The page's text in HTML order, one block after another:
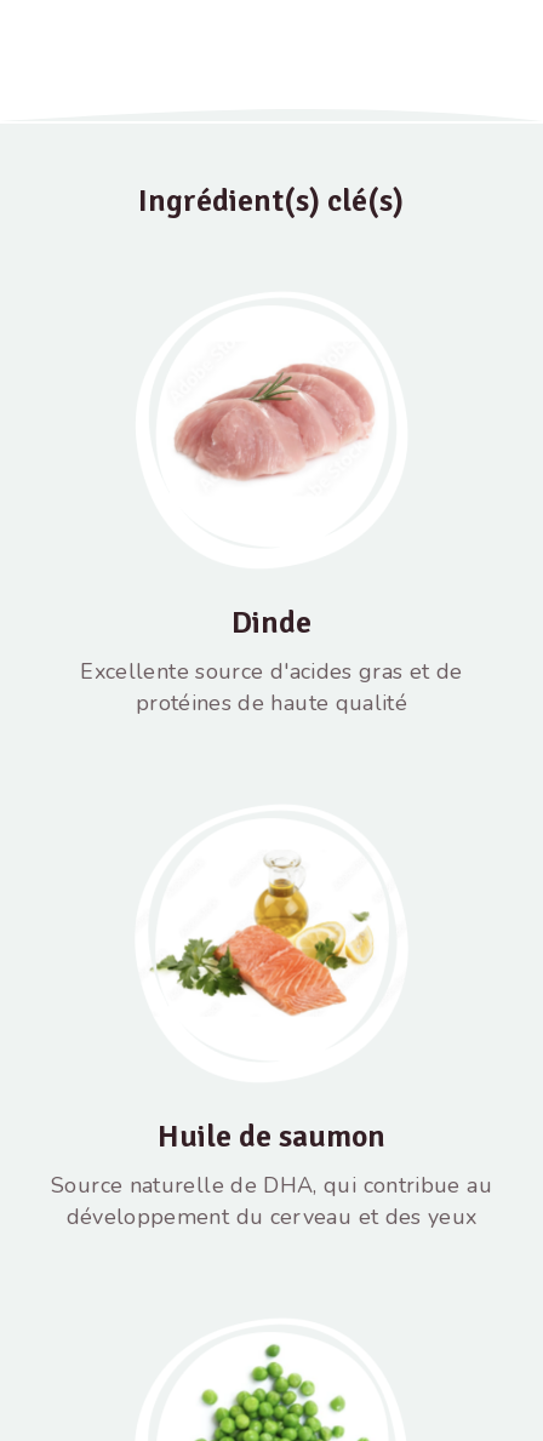
Ingrédient(s) clé(s)
Dinde
Excellente source d'acides gras et de
protéines de haute qualité
Huile de saumon
Source naturelle de DHA, qui contribue au
développement du cerveau et des yeux